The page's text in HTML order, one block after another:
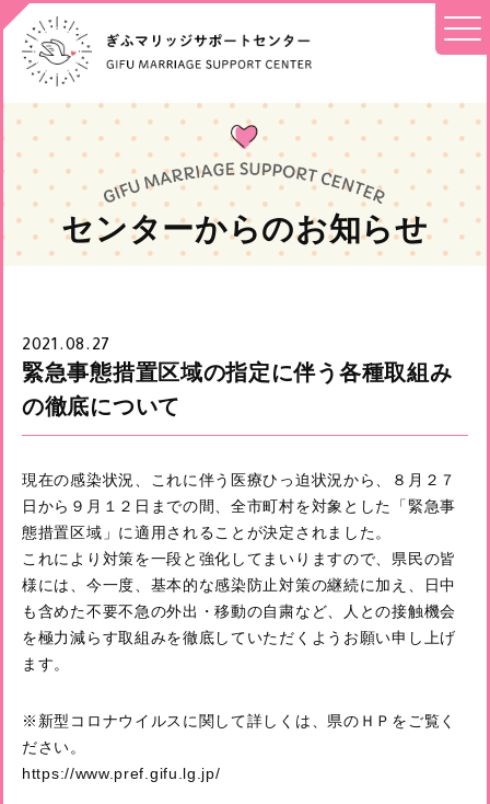
センターからのお知らせ
2021.08.27
緊急事態措置区域の指定に伴う各種取組み
の徹底について
現在の感染状況、これに伴う医療ひっ迫状況から、８月２７
日から９月１２日までの間、全市町村を対象とした「緊急事
態措置区域」に適用されることが決定されました。
これにより対策を一段と強化してまいりますので、県民の皆
様には、今一度、基本的な感染防止対策の継続に加え、日中
も含めた不要不急の外出・移動の自粛など、人との接触機会
を極力減らす取組みを徹底していただくようお願い申し上げ
ます。
※新型コロナウイルスに関して詳しくは、県のＨＰをご覧く
ださい。
https://www.pref.gifu.lg.jp/